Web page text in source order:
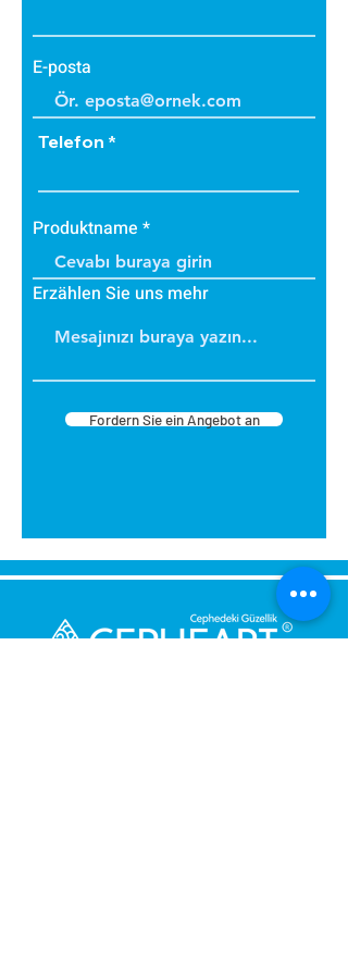
E-posta
Telefon
Produktname
Erzählen Sie uns mehr
Fordern Sie ein Angebot an